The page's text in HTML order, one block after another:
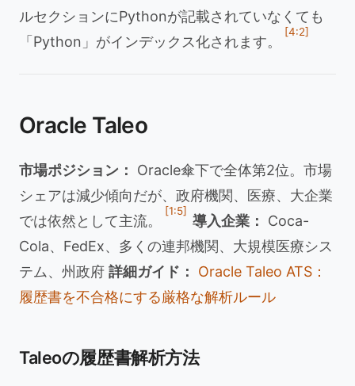
ルセクションにPythonが記載されていなくても
「Python」がインデックス化されます。
[4:2]
Oracle Taleo
市場ポジション：
Oracle傘下で全体第2位。市場
シェアは減少傾向だが、政府機関、医療、大企業
では依然として主流。
[1:5]
導入企業：
Coca-
Cola、FedEx、多くの連邦機関、大規模医療シス
テム、州政府 詳細ガイド：
Oracle Taleo ATS：
履歴書を不合格にする厳格な解析ルール
Taleoの履歴書解析方法